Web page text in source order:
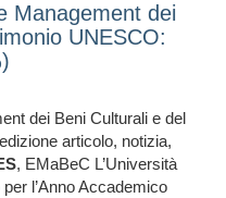
Management dei
UNESCO:
dei Beni Culturali e del
articolo, notizia,
, EMaBeC L’Università
l’Anno Accademico